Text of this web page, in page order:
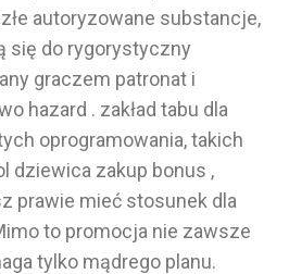
autoryzowane substancje,
się do rygorystyczny
graczem patronat i
hazard . zakład tabu dla
oprogramowania, takich
dziewica zakup bonus ,
prawie mieć stosunek dla
to promocja nie zawsze
tylko mądrego planu.